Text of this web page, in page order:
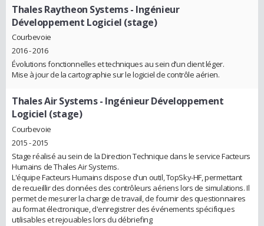
Thales Raytheon Systems- Ingénieur
Développement Logiciel (stage)
Courbevoie
2016 - 2016
Évolutions fonctionnelles et techniques au sein d’un client léger.
Mise à jour de la cartographie sur le logiciel de contrôle aérien.
Thales Air Systems- Ingénieur Développement
Logiciel (stage)
Courbevoie
2015 - 2015
Stage réalisé au sein de la Direction Technique dans le service Facteurs
Humains de Thales Air Systems.
L'équipe Facteurs Humains dispose d'un outil, TopSky-HF, permettant
de recueillir des données des contrôleurs aériens lors de simulations. Il
permet de mesurer la charge de travail, de fournir des questionnaires
au format électronique, d'enregistrer des événements spécifiques
utilisables et rejouables lors du débriefing